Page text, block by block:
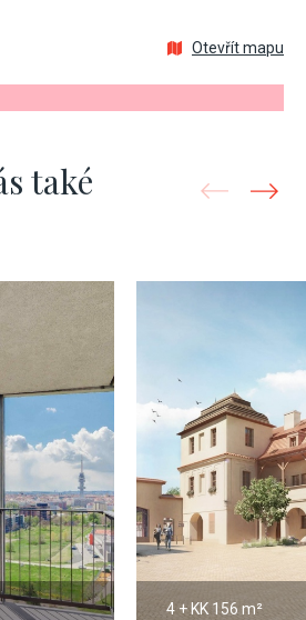
Otevřít mapu
také
4 + KK 156 m²